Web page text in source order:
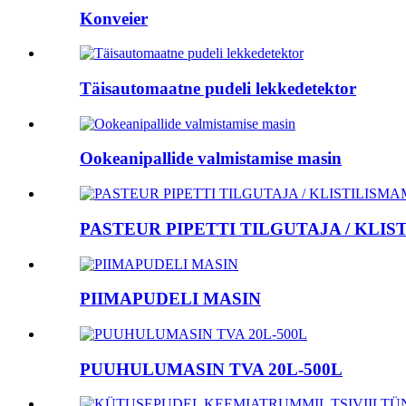
Konveier
Täisautomaatne pudeli lekkedetektor
Ookeanipallide valmistamise masin
PASTEUR PIPETTI TILGUTAJA /
PIIMAPUDELI MASIN
PUUHULUMASIN TVA 20L-500L